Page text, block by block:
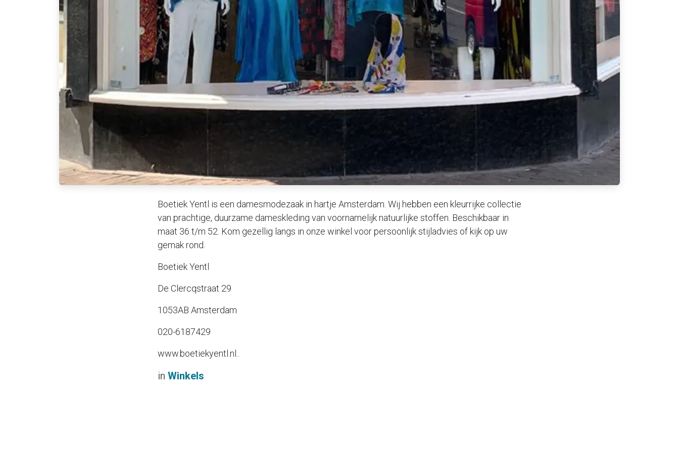
Boetiek Yentl is een damesmodezaak in hartje Amsterdam. Wij hebben een kleurrijke collectie
van prachtige, duurzame dameskleding van voornamelijk natuurlijke stoffen. Beschikbaar in
maat 36 t/m 52. Kom gezellig langs in onze winkel voor persoonlijk stijladvies of kijk op uw
gemak rond.
Boetiek Yentl
De Clercqstraat 29
1053AB Amsterdam
020-6187429
www.boetiekyentl.nl..
in Winkels